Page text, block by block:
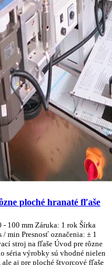
ploché hranaté fľaše
100 mm Záruka: 1 rok Šírka
min Presnosť označenia: ± 1
stroj na fľaše Úvod pre rôzne
séria výrobky sú vhodné nielen
aj pre ploché štvorcové fľaše